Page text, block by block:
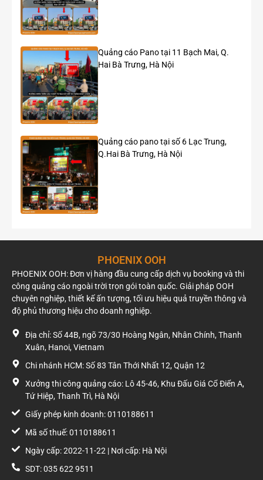
Hình thức quảng cáo màn hình LCD trong xe buýt
2. Faqs tư vấn quảng cáo LCD trong xe buýt
Quảng cáo LCD trong xe buýt là gì và tại sao nên
Quảng cáo LCD trong xe buýt là việc hiển thị video, hình ảnh
trên màn hình LCD lắp trong khoang xe buýt. Bạn nên sử
dụng vì nó giúp tiếp cận trực tiếp hàng ngàn hành khách mỗi
ngày, tăng nhận diện thương hiệu hiệu quả trong thời gian
hành khách rảnh rỗi di chuyển.
cáo LCD trong xe buýt?
Báo giá quảng cáo LCD trong xe buýt bị ảnh hưởng bởi nhiều
yếu tố như: vị trí màn hình, thời lượng và tần suất phát, số
lượng tuyến xe và xe buýt, nội dung quảng cáo, thời gian triển
khai chiến dịch, và uy tín của đơn vị cung cấp dịch vụ.
các hình thức khác?
So với nhiều kênh quảng cáo truyền thống khác như truyền
thường tối ưu hơn đáng kể. Nó mang lại hiệu quả tiếp cận
cao với mức đầu tư hợp lý, giúp doanh nghiệp đạt được ROI
tốt.
Phoenix OOH có hỗ trợ sản xuất nội dung quảng
cáo không?
Quảng cáo Pano tại 11 Bạch Mai, Q.
Hai Bà Trưng, Hà Nội
Quảng cáo pano tại số 6 Lạc Trung,
Q.Hai Bà Trưng, Hà Nội
PHOENIX OOH
PHOENIX OOH: Đơn vị hàng đầu cung cấp dịch vụ booking và thi
công quảng cáo ngoài trời trọn gói toàn quốc. Giải pháp OOH
chuyên nghiệp, thiết kế ấn tượng, tối ưu hiệu quả truyền thông và
độ phủ thương hiệu cho doanh nghiệp.
Địa chỉ: Số 44B, ngõ 73/30 Hoàng Ngân, Nhân Chính, Thanh
Xuân, Hanoi, Vietnam
Chi nhánh HCM: Số 83 Tân Thới Nhất 12, Quận 12
Xưởng thi công quảng cáo: Lô 45-46, Khu Đấu Giá Cổ Điển A,
Tứ Hiệp, Thanh Trì, Hà Nội
Giấy phép kinh doanh: 0110188611
Mã số thuế: 0110188611
Ngày cấp: 2022-11-22 | Nơi cấp: Hà Nội
SDT: 035 622 9511